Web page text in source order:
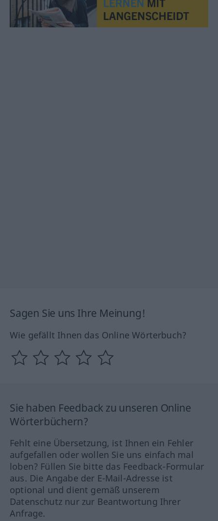
Sagen Sie uns Ihre Meinung!
Wie gefällt Ihnen das Online Wörterbuch?
Sie haben Feedback zu unseren Online
Wörterbüchern?
Fehlt eine Übersetzung, ist Ihnen ein Fehler
aufgefallen oder wollen Sie uns einfach mal
loben? Füllen Sie bitte das Feedback-Formular
aus. Die Angabe der E-Mail-Adresse ist
optional und dient gemäß unserem
Datenschutz nur zur Beantwortung Ihrer
Anfrage.